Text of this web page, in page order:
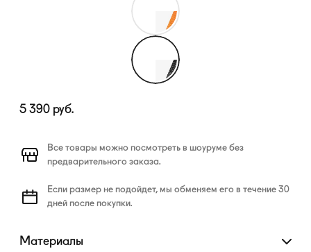
5 390 руб.
Все товары можно посмотреть в шоуруме без
предварительного заказа.
Если размер не подойдет, мы обменяем его в течение 30
дней после покупки.
Материалы